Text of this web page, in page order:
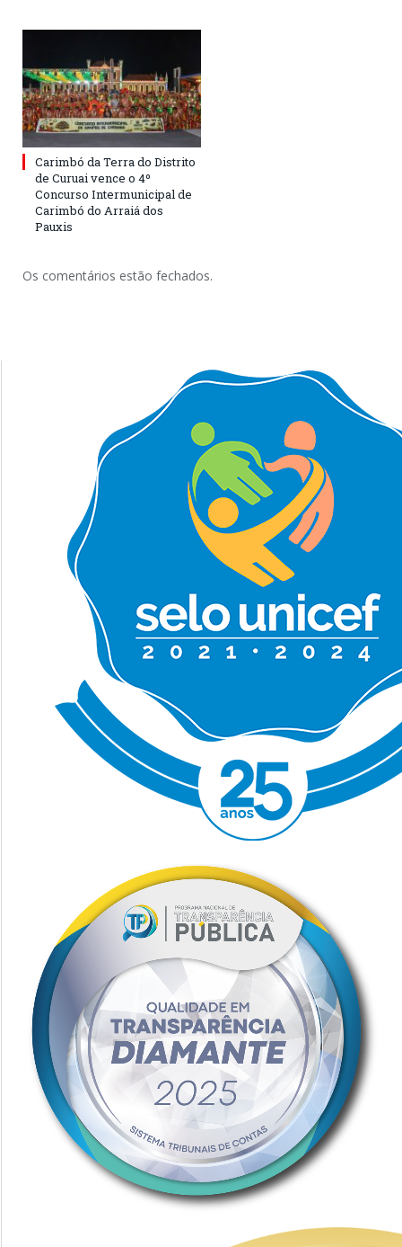
Carimbó da Terra do Distrito
de Curuai vence o 4º
Concurso Intermunicipal de
Carimbó do Arraiá dos
Pauxis
Os comentários estão fechados.